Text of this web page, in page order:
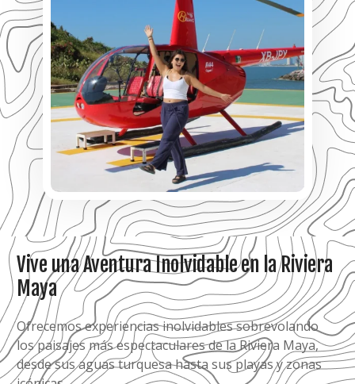
Vive una Aventura Inolvidable en la Riviera
Maya
Ofrecemos experiencias inolvidables sobrevolando
los paisajes más espectaculares de la Riviera Maya,
desde sus aguas turquesa hasta sus playas y zonas